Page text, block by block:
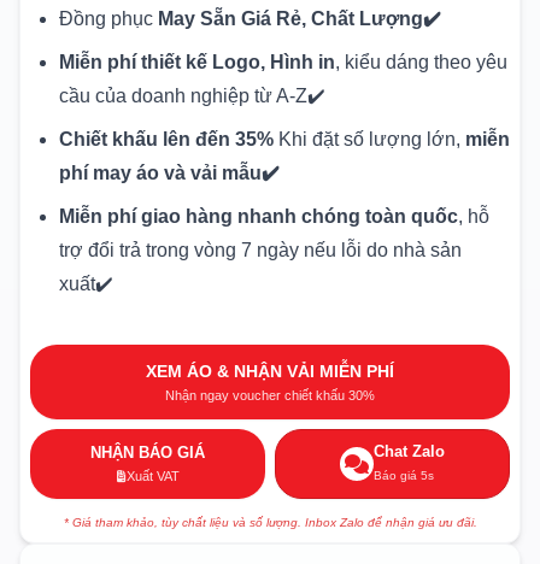
Đồng phục May Sẵn Giá Rẻ, Chất Lượng✔️
Miễn phí thiết kế Logo, Hình in, kiểu dáng theo yêu
cầu của doanh nghiệp từ A-Z✔️
Chiết khấu lên đến 35% Khi đặt số lượng lớn, miễn
phí may áo và vải mẫu✔️
Miễn phí giao hàng nhanh chóng toàn quốc, hỗ
trợ đổi trả trong vòng 7 ngày nếu lỗi do nhà sản
xuất✔️
XEM ÁO & NHẬN VẢI MIỄN PHÍ
Nhận ngay voucher chiết khấu 30%
NHẬN BÁO GIÁ
Xuất VAT
Chat Zalo
Báo giá 5s
* Giá tham khảo, tùy chất liệu và số lượng. Inbox Zalo để nhận giá ưu đãi.